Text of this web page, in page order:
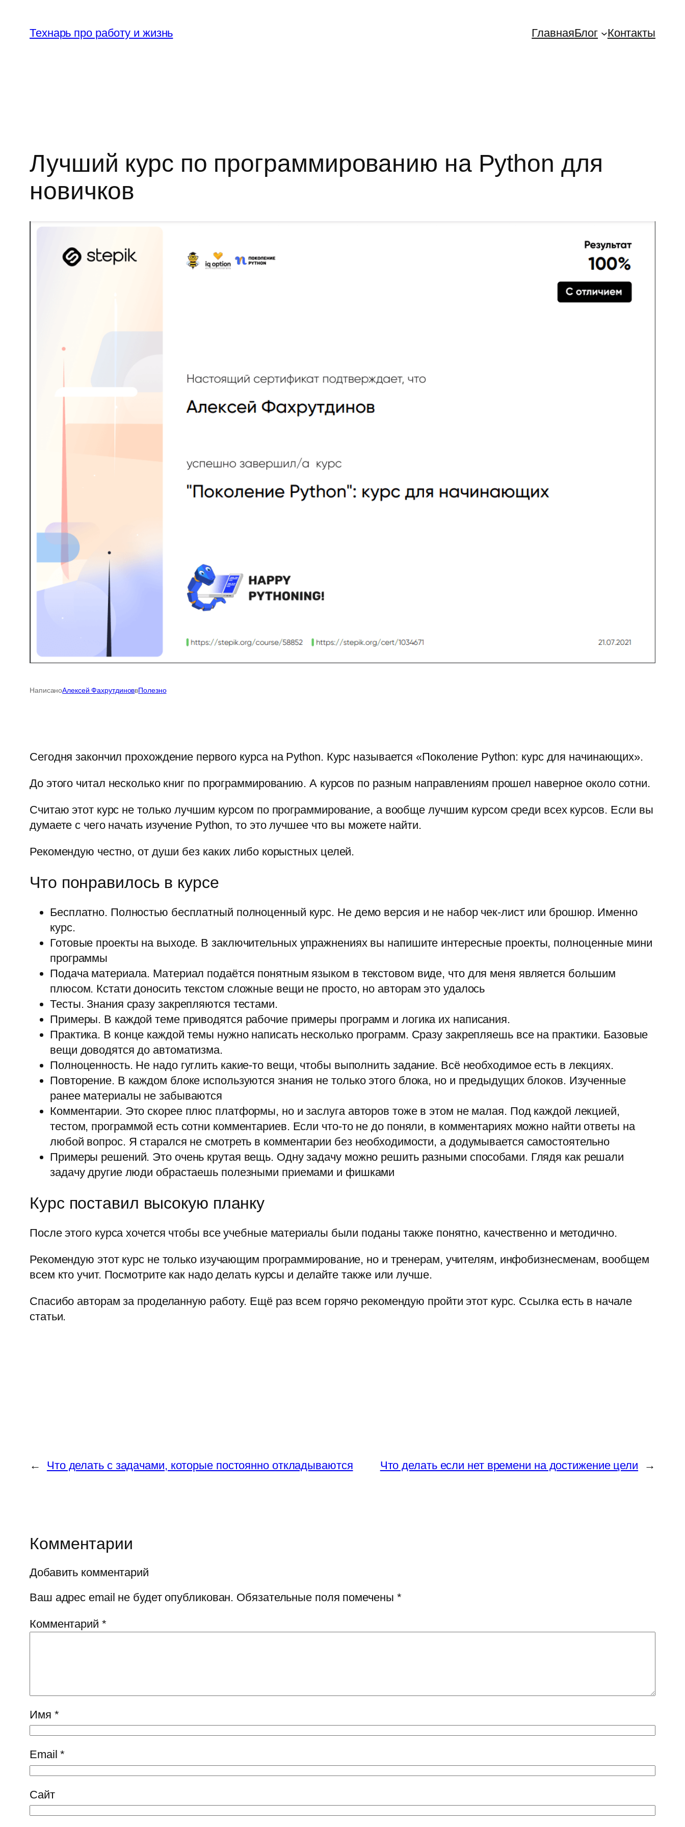
содержимому
Технарь про работу и жизнь ГлавнаяБлог Контакты
Лучший курс по программированию на Python для
новичков
НаписаноАлексей ФахрутдиноввПолезно
Сегодня закончил прохождение первого курса на Python. Курс называется «Поколение Python: курс для начинающих».
До этого читал несколько книг по программированию. А курсов по разным направлениям прошел наверное около сотни.
Считаю этот курс не только лучшим курсом по программирование, а вообще лучшим курсом среди всех курсов. Если вы
думаете с чего начать изучение Python, то это лучшее что вы можете найти.
Рекомендую честно, от души без каких либо корыстных целей.
Что понравилось в курсе
Бесплатно. Полностью бесплатный полноценный курс. Не демо версия и не набор чек-лист или брошюр. Именно
курс.
Готовые проекты на выходе. В заключительных упражнениях вы напишите интересные проекты, полноценные мини
программы
Подача материала. Материал подаётся понятным языком в текстовом виде, что для меня является большим
плюсом. Кстати доносить текстом сложные вещи не просто, но авторам это удалось
Тесты. Знания сразу закрепляются тестами.
Примеры. В каждой теме приводятся рабочие примеры программ и логика их написания.
Практика. В конце каждой темы нужно написать несколько программ. Сразу закрепляешь все на практики. Базовые
вещи доводятся до автоматизма.
Полноценность. Не надо гуглить какие-то вещи, чтобы выполнить задание. Всё необходимое есть в лекциях.
Повторение. В каждом блоке используются знания не только этого блока, но и предыдущих блоков. Изученные
ранее материалы не забываются
Комментарии. Это скорее плюс платформы, но и заслуга авторов тоже в этом не малая. Под каждой лекцией,
тестом, программой есть сотни комментариев. Если что-то не до поняли, в комментариях можно найти ответы на
любой вопрос. Я старался не смотреть в комментарии без необходимости, а додумывается самостоятельно
Примеры решений. Это очень крутая вещь. Одну задачу можно решить разными способами. Глядя как решали
задачу другие люди обрастаешь полезными приемами и фишками
Курс поставил высокую планку
После этого курса хочется чтобы все учебные материалы были поданы также понятно, качественно и методично.
Рекомендую этот курс не только изучающим программирование, но и тренерам, учителям, инфобизнесменам, вообщем
всем кто учит. Посмотрите как надо делать курсы и делайте также или лучше.
Спасибо авторам за проделанную работу. Ещё раз всем горячо рекомендую пройти этот курс. Ссылка есть в начале
статьи.
← Что делать с задачами, которые постоянно откладываются Что делать если нет времени на достижение цели →
Комментарии
Добавить комментарий
Ваш адрес email не будет опубликован. Обязательные поля помечены *
Комментарий *
Имя *
Email*
Сайт